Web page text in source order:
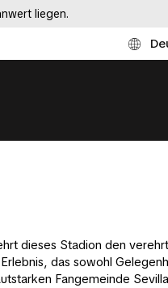
liegen.
dieses Stadion den
das sowohl
Fangemeinde